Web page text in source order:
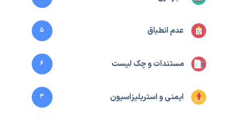
عدم انطباق 5
مستندات و چک لیست 6
ایمنی و استریلیزاسیون 3